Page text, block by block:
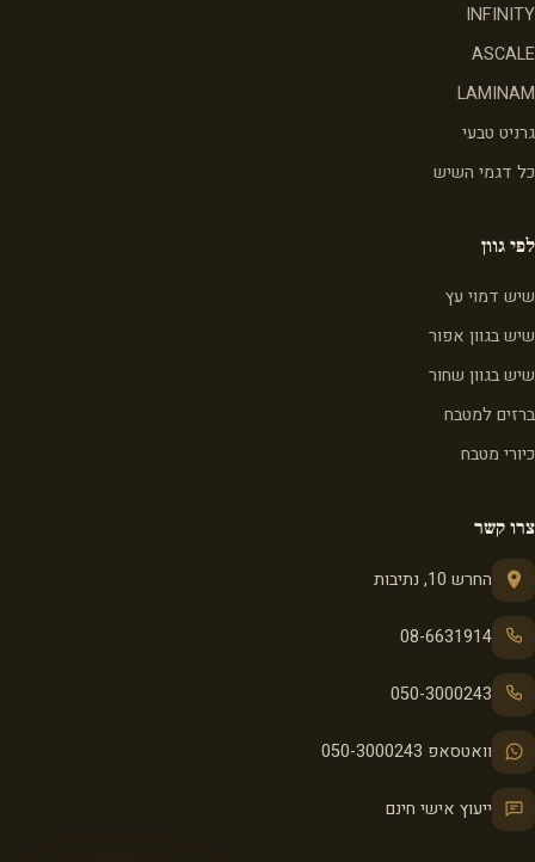
INFINITY
ASCALE
LAMINAM
גרניט טבעי
כל דגמי השיש
לפי גוון
שיש דמוי עץ
שיש בגוון אפור
שיש בגוון שחור
ברזים למטבח
כיורי מטבח
צרו קשר
החרש 10, נתיבות
08-6631914
050-3000243
וואטסאפ 050-3000243
ייעוץ אישי חינם